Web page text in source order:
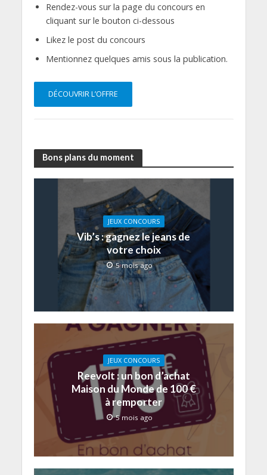
Rendez-vous sur la page du concours en
cliquant sur le bouton ci-dessous
Likez le post du concours
Mentionnez quelques amis sous la publication.
DÉCOUVRIR L’OFFRE
Bons plans du moment
JEUX CONCOURS
Vib’s : gagnez le jeans de
votre choix
5 mois ago
JEUX CONCOURS
Reevolt : un bon d’achat
Maison du Monde de 100 €
à remporter
5 mois ago